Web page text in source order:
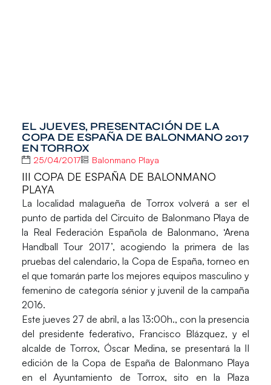
EL JUEVES, PRESENTACIÓN DE LA
COPA DE ESPAÑA DE BALONMANO 2017
EN TORROX
25/04/2017 Balonmano Playa
III COPA DE ESPAÑA DE BALONMANO
PLAYA
La localidad malagueña de Torroxvolverá a ser el
punto de partida del Circuito de Balonmano Playa de
la Real Federación Española de Balonmano, ‘Arena
Handball Tour 2017’, acogiendo la primera de las
pruebas del calendario, la Copa de España, torneo en
el que tomarán parte los mejores equipos masculino y
femenino de categoría sénior y juvenil de la campaña
2016.
Este jueves 27 de abril, a las 13:00h., con la presencia
del presidente federativo, Francisco Blázquez, y el
alcalde de Torrox, Óscar Medina, se presentará la II
edición de la Copa de España de Balonmano Playa
en el Ayuntamiento de Torrox, sito en la Plaza